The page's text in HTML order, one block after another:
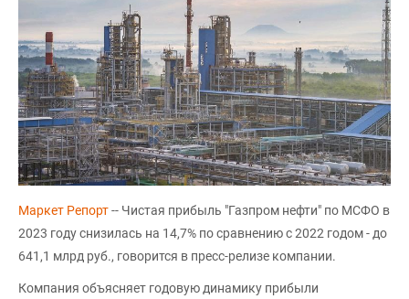
Маркет Репорт-- Чистая прибыль "Газпром нефти" по МСФО в
2023 году снизилась на 14,7% по сравнению с 2022 годом - до
641,1 млрд руб., говорится в пресс-релизе компании.
Компания объясняет годовую динамику прибыли